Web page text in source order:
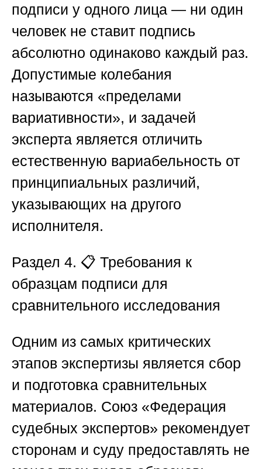
подписи у одного лица — ни один
человек не ставит подпись
абсолютно одинаково каждый раз.
Допустимые колебания
называются «пределами
вариативности», и задачей
эксперта является отличить
естественную вариабельность от
принципиальных различий,
указывающих на другого
исполнителя.
Раздел 4. 📋 Требования к
образцам подписи для
сравнительного исследования
Одним из самых критических
этапов экспертизы является сбор
и подготовка сравнительных
материалов. Союз «Федерация
судебных экспертов» рекомендует
сторонам и суду предоставлять не